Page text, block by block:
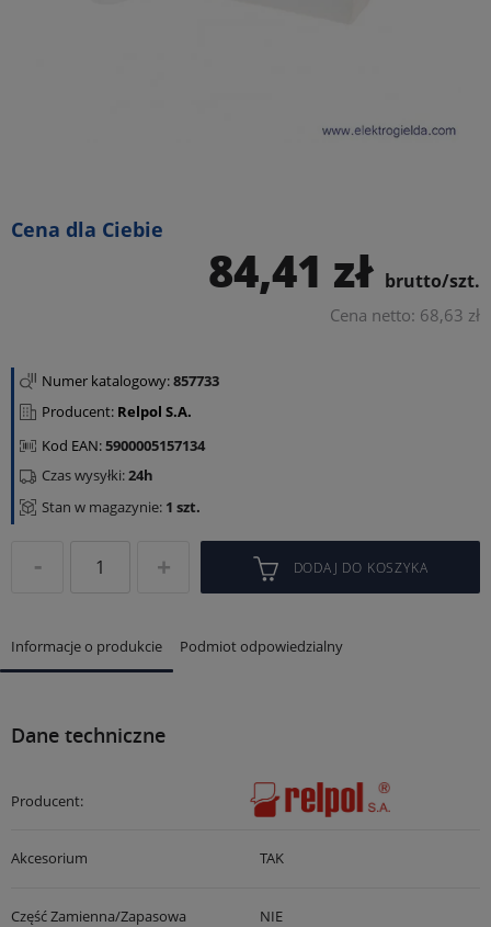
Cena dla Ciebie
84,41 zł brutto/szt.
Cena netto: 68,63 zł
Numer katalogowy:857733
Producent: Relpol S.A.
Kod EAN:5900005157134
Stan w magazynie: 1 szt.
Czas wysyłki:24h
DODAJ DO KOSZYKA
Informacje o produkcie Podmiot odpowiedzialny
Dane techniczne
Producent:
Akcesorium TAK
Część Zamienna/zapasowa NIE